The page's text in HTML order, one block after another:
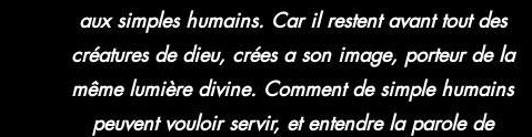
aux simples humains. Car il restent avant tout des
créatures de dieu, crées a son image, porteur de la
même lumière divine. Comment de simple humains
peuvent vouloir servir, et entendre la parole de